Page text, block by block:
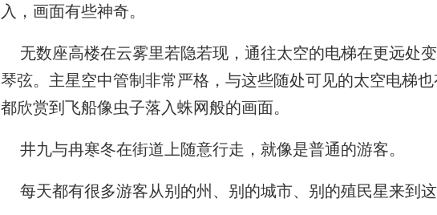
入，画面有些神奇。
无数座高楼在云雾里若隐若现，通往太空的电梯在更远处
琴弦。主星空中管制非常严格，与这些随处可见的太空电梯
都欣赏到飞船像虫子落入蛛网般的画面。
井九与冉寒冬在街道上随意行走，就像是普通的游客。
每天都有很多游客从别的州、别的城市、别的殖民星来到这